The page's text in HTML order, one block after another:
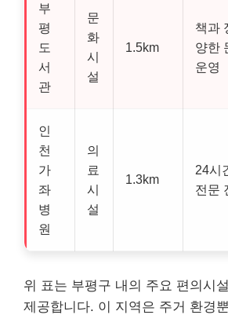
부
평
도
서
관
문
화
시
설
1.5km
책과
양한
운영
인
천
가
좌
병
원
의
료
시
설
1.3km
24시
전문
위 표는 부평구 내의 주요 편의시
제공합니다. 이 지역은 주거 환경